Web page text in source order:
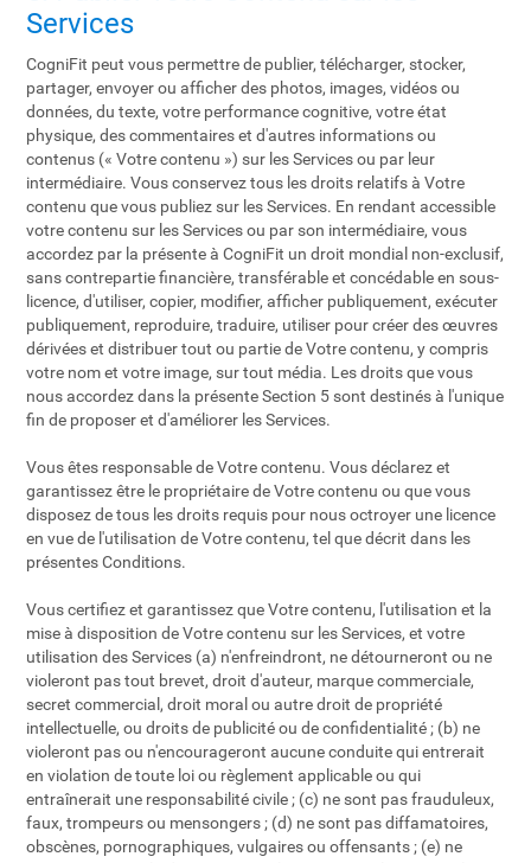
Services
CogniFit peut vous permettre de publier, télécharger, stocker,
partager, envoyer ou afficher des photos, images, vidéos ou
données, du texte, votre performance cognitive, votre état
physique, des commentaires et d'autres informations ou
contenus (« Votre contenu ») sur les Services ou par leur
intermédiaire. Vous conservez tous les droits relatifs à Votre
contenu que vous publiez sur les Services. En rendant accessible
votre contenu sur les Services ou par son intermédiaire, vous
accordez par la présente à CogniFit un droit mondial non-exclusif,
sans contrepartie financière, transférable et concédable en sous-
licence, d'utiliser, copier, modifier, afficher publiquement, exécuter
publiquement, reproduire, traduire, utiliser pour créer des œuvres
dérivées et distribuer tout ou partie de Votre contenu, y compris
votre nom et votre image, sur tout média. Les droits que vous
nous accordez dans la présente Section 5 sont destinés à l'unique
fin de proposer et d'améliorer les Services.
Vous êtes responsable de Votre contenu. Vous déclarez et
garantissez être le propriétaire de Votre contenu ou que vous
disposez de tous les droits requis pour nous octroyer une licence
en vue de l'utilisation de Votre contenu, tel que décrit dans les
présentes Conditions.
Vous certifiez et garantissez que Votre contenu, l'utilisation et la
mise à disposition de Votre contenu sur les Services, et votre
utilisation des Services (a) n'enfreindront, ne détourneront ou ne
violeront pas tout brevet, droit d'auteur, marque commerciale,
secret commercial, droit moral ou autre droit de propriété
intellectuelle, ou droits de publicité ou de confidentialité ; (b) ne
violeront pas ou n'encourageront aucune conduite qui entrerait
en violation de toute loi ou règlement applicable ou qui
entraînerait une responsabilité civile ; (c) ne sont pas frauduleux,
faux, trompeurs ou mensongers ; (d) ne sont pas diffamatoires,
obscènes, pornographiques, vulgaires ou offensants ; (e) ne